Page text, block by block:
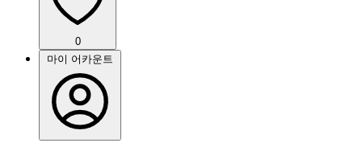
0
마이 어카운트